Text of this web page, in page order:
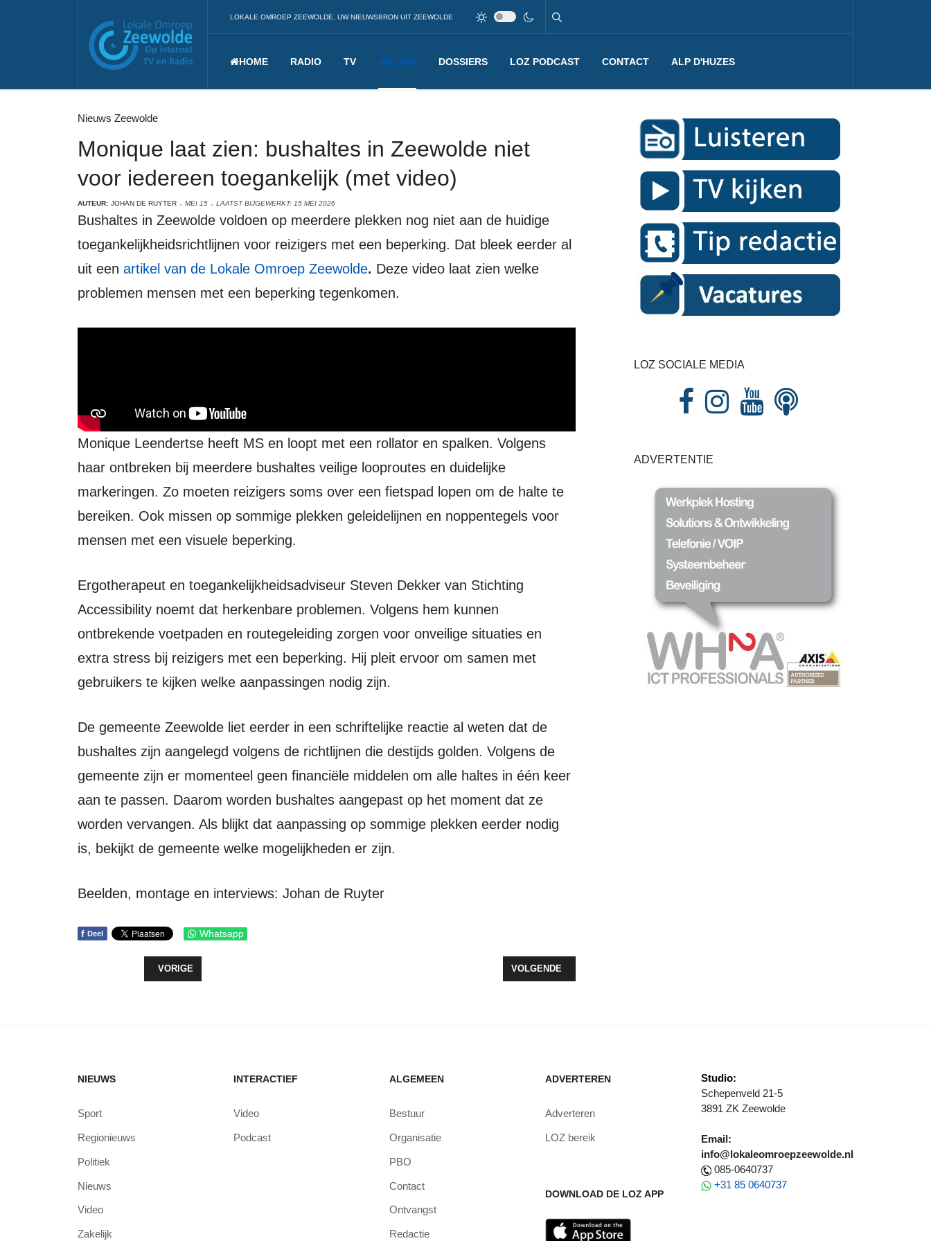
LOKALE OMROEP ZEEWOLDE, UW NIEUWSBRON UIT ZEEWOLDE
HOME RADIO TV NIEUWS DOSSIERS LOZ PODCAST CONTACT ALP D'HUZES
Nieuws Zeewolde
Monique laat zien: bushaltes in Zeewolde niet
voor iedereen toegankelijk (met video)
AUTEUR: JOHAN DE RUYTER MEI 15 LAATST BIJGEWERKT: 15 MEI 2026
Bushaltes in Zeewolde voldoen op meerdere plekken nog niet aan de huidige
toegankelijkheidsrichtlijnen voor reizigers met een beperking. Dat bleek eerder al
uit een artikel van de Lokale Omroep Zeewolde. Deze video laat zien welke
problemen mensen met een beperking tegenkomen.
Monique Leendertse heeft MS en loopt met een rollator en spalken. Volgens
haar ontbreken bij meerdere bushaltes veilige looproutes en duidelijke
markeringen. Zo moeten reizigers soms over een fietspad lopen om de halte te
bereiken. Ook missen op sommige plekken geleidelijnen en noppentegels voor
mensen met een visuele beperking.
Ergotherapeut en toegankelijkheidsadviseur Steven Dekker van Stichting
Accessibility noemt dat herkenbare problemen. Volgens hem kunnen
ontbrekende voetpaden en routegeleiding zorgen voor onveilige situaties en
extra stress bij reizigers met een beperking. Hij pleit ervoor om samen met
gebruikers te kijken welke aanpassingen nodig zijn.
De gemeente Zeewolde liet eerder in een schriftelijke reactie al weten dat de
bushaltes zijn aangelegd volgens de richtlijnen die destijds golden. Volgens de
gemeente zijn er momenteel geen financiële middelen om alle haltes in één keer
aan te passen. Daarom worden bushaltes aangepast op het moment dat ze
worden vervangen. Als blijkt dat aanpassing op sommige plekken eerder nodig
is, bekijkt de gemeente welke mogelijkheden er zijn.
Beelden, montage en interviews: Johan de Ruyter
f Deel Whatsapp
VORIG ARTIKEL: THUISDISCO GROEIT UIT VAN CORONA-INITIATIEF TOT DJ-CLUB BIJ LOZ
VORIGE VOLGENDE ARTIKEL: ANWB FONDS SCHENKT 10.000 EURO AAN HET BESTE
VOLGENDE
LOZ SOCIALE MEDIA
ADVERTENTIE
NIEUWS
Sport
Regionieuws
Politiek
Nieuws
Video
Zakelijk
INTERACTIEF
Video
Podcast
ALGEMEEN
Bestuur
Organisatie
PBO
Contact
Ontvangst
Redactie
ADVERTEREN
Adverteren
LOZ bereik
DOWNLOAD DE LOZ APP
Studio:
Schepenveld 21-5
3891 ZK Zeewolde
Email:
info@lokaleomroepzeewolde.nl
085-0640737
+31 85 0640737